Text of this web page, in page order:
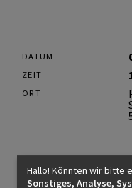
DATUM
ZEIT
ORT
Hallo! Könnten wir bitte
Sonstiges, Analyse,